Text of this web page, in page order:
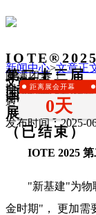
IOTE®2025
第二十三届
国际物联网
展•上海站
（已结束）
圆满闭幕！
期待下一次相
遇！
距离展会开幕
0天
新闻中心>文章正
文章正文
浙江省电子信息
发布时间：2025-
IOTE 2025
"新基建"为物
金时期"， 更加需